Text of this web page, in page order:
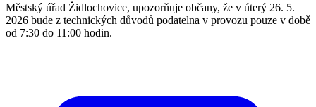
Městský úřad Židlochovice, upozorňuje občany, že v úterý 26. 5.
2026 bude z technických důvodů podatelna v provozu pouze v době
od 7:30 do 11:00 hodin.